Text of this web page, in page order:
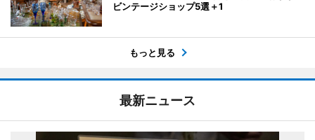
ビンテージショップ5選＋1
もっと見る
最新ニュース